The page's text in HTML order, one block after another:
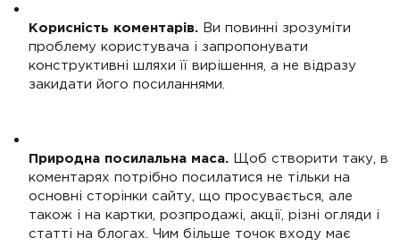
Корисність коментарів. Ви повинні зрозуміти
проблему користувача і запропонувати
конструктивні шляхи її вирішення, а не відразу
закидати його посиланнями.
Природна посилальна маса. Щоб створити таку, в
коментарях потрібно посилатися не тільки на
основні сторінки сайту, що просувається, але
також і на картки, розпродажі, акції, різні огляди і
статті на блогах. Чим більше точок входу має